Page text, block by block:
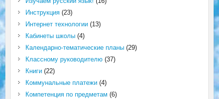
Инструкция(23)
Интернет технологии(13)
Кабинеты школы(4)
Календарно-тематические планы(29)
Классному руководителю(37)
Книги(22)
Коммунальные платежи(4)
Компетенция по предметам (6)